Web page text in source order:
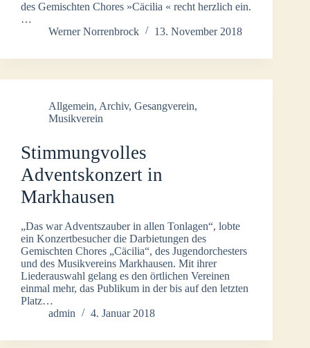
des Gemischten Chores »Cäcilia « recht herzlich ein.
…
Werner Norrenbrock
13. November 2018
Allgemein, Archiv, Gesangverein,
Musikverein
Stimmungvolles
Adventskonzert in
Markhausen
„Das war Adventszauber in allen Tonlagen“, lobte
ein Konzertbesucher die Darbietungen des
Gemischten Chores „Cäcilia“, des Jugendorchesters
und des Musikvereins Markhausen. Mit ihrer
Liederauswahl gelang es den örtlichen Vereinen
einmal mehr, das Publikum in der bis auf den letzten
Platz…
admin
4. Januar 2018